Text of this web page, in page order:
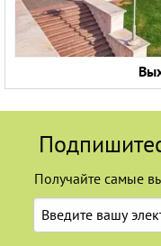
Получайте самые